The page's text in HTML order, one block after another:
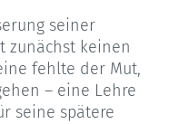
seiner
zunächst keinen
fehlte der Mut,
– eine Lehre
seine spätere